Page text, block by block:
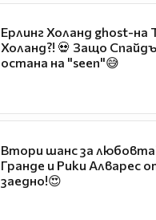
Ерлинг Холанд ghost-на
Холанд?! 💀 Защо
остана на "seen"😅
Втори шанс за
Гранде и Рики Алварес
заедно!😍